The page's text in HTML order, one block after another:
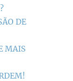
DE
MAIS